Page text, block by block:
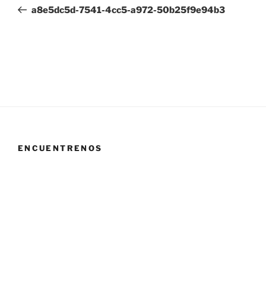
entradas
anterior:
a8e5dc5d-7541-4cc5-a972-50b25f9e94b3
ENCUENTRENOS